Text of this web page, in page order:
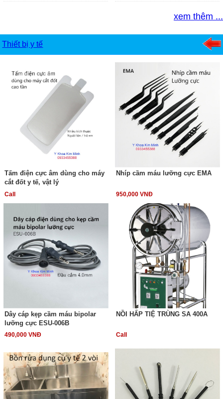
xem thêm ...
Thiết bị y tế
Tấm điện cực âm dùng cho máy
cắt đốt y tế, vật lý
Call
Nhíp cầm máu lưỡng cực EMA
950,000 VNĐ
Dây cáp kẹp cầm máu bipolar
lưỡng cực ESU-006B
490,000 VNĐ
NỒI HẤP TIỆ TRÙNG SA 400A
Call